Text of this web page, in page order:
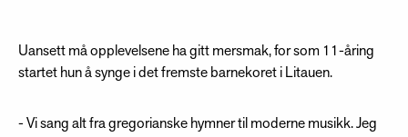
Uansett må opplevelsene ha gitt mersmak, for som 11-åring
startet hun å synge i det fremste barnekoret i Litauen.
- Vi sang alt fra gregorianske hymner til moderne musikk. Jeg